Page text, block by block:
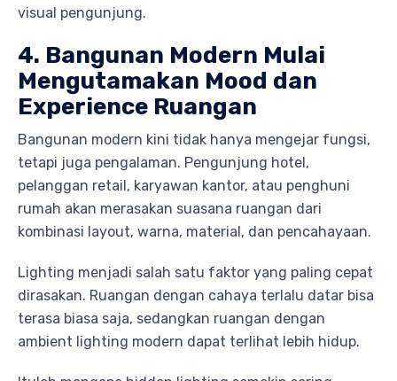
visual pengunjung.
4. Bangunan Modern Mulai
Mengutamakan Mood dan
Experience Ruangan
Bangunan modern kini tidak hanya mengejar fungsi,
tetapi juga pengalaman. Pengunjung hotel,
pelanggan retail, karyawan kantor, atau penghuni
rumah akan merasakan suasana ruangan dari
kombinasi layout, warna, material, dan pencahayaan.
Lighting menjadi salah satu faktor yang paling cepat
dirasakan. Ruangan dengan cahaya terlalu datar bisa
terasa biasa saja, sedangkan ruangan dengan
ambient lighting modern dapat terlihat lebih hidup.